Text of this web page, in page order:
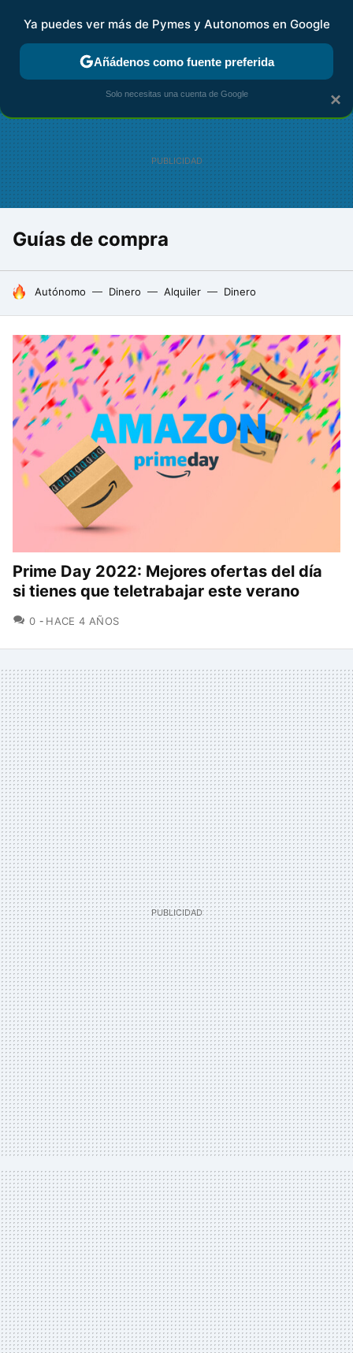
FISCALIDAD Y CONTABILIDAD KIT DIGITAL RENTA
Guías de compra
HOY SE HABLA DE
Autónomo Dinero Alquiler Dinero
Prime Day 2022: Mejores ofertas del día
si tienes que teletrabajar este verano
0 COMENTARIOS
HACE 4 AÑOS
×
Ya puedes ver más de Pymes y Autonomos en Google
Añádenos como fuente preferida
Solo necesitas una cuenta de Google